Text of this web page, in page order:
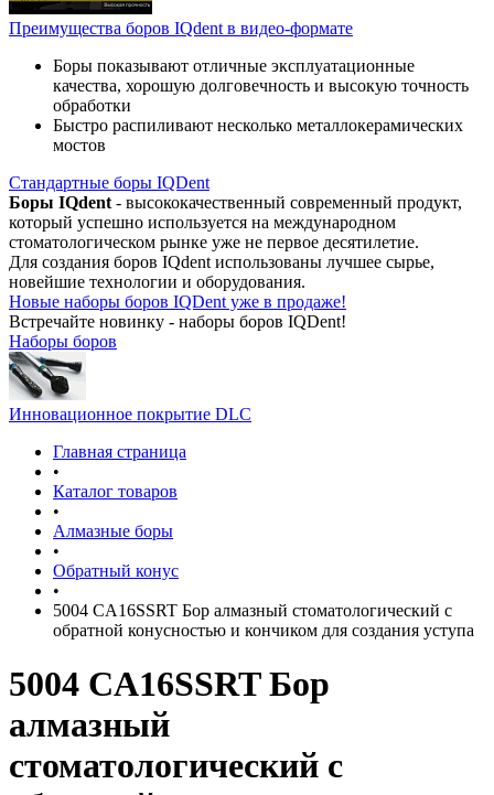
Преимущества боров IQdent в видео-формате
Боры показывают отличные эксплуатационные
качества, хорошую долговечность и высокую точность
обработки
Быстро распиливают несколько металлокерамических
мостов
Стандартные боры IQDent
Боры IQdent - высококачественный современный продукт,
который успешно используется на международном
стоматологическом рынке уже не первое десятилетие.
Для создания боров IQdent использованы лучшее сырье,
новейшие технологии и оборудования.
Новые наборы боров IQDent уже в продаже!
Встречайте новинку - наборы боров IQDent!
Наборы боров
Инновационное покрытие DLC
Главная страница
•
Каталог товаров
•
Алмазные боры
•
Обратный конус
•
5004 CA16SSRT Бор алмазный стоматологический с
обратной конусностью и кончиком для создания уступа
5004 CA16SSRT Бор
алмазный
стоматологический с